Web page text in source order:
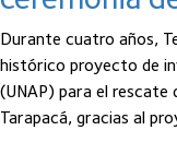
Durante cuatro años,
histórico proyecto de
(UNAP) para el rescate
Tarapacá, gracias al